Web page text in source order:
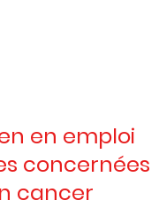
en emploi
concernées
cancer